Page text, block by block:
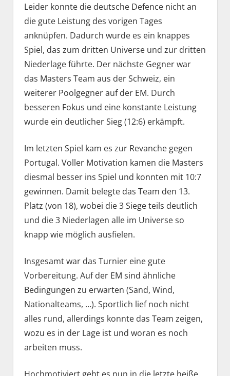
Leider konnte die deutsche Defence nicht an
die gute Leistung des vorigen Tages
anknüpfen. Dadurch wurde es ein knappes
Spiel, das zum dritten Universe und zur dritten
Niederlage führte. Der nächste Gegner war
das Masters Team aus der Schweiz, ein
weiterer Poolgegner auf der EM. Durch
besseren Fokus und eine konstante Leistung
wurde ein deutlicher Sieg (12:6) erkämpft.
Im letzten Spiel kam es zur Revanche gegen
Portugal. Voller Motivation kamen die Masters
diesmal besser ins Spiel und konnten mit 10:7
gewinnen. Damit belegte das Team den 13.
Platz (von 18), wobei die 3 Siege teils deutlich
und die 3 Niederlagen alle im Universe so
knapp wie möglich ausfielen.
Insgesamt war das Turnier eine gute
Vorbereitung. Auf der EM sind ähnliche
Bedingungen zu erwarten (Sand, Wind,
Nationalteams, …). Sportlich lief noch nicht
alles rund, allerdings konnte das Team zeigen,
wozu es in der Lage ist und woran es noch
arbeiten muss.